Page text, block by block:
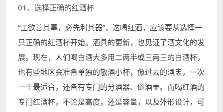
01、选择正确的红酒杯
“工欲善其事，必先利其器”，这喝红酒，应该要从选择一
只正确的红酒杯开始。 酒具的更新，也见证了酒文化的发
展。现在，人们喝白酒大多用二两半或三两三的白酒杯，
也有些地区会准备单独的敬酒小杯，像过去的酒盅，一次
一干最适合，还备有专门的分酒器、倒酒壶。而喝红酒的
专门红酒杯，不论是高度，还是容量，以及外形设计，可